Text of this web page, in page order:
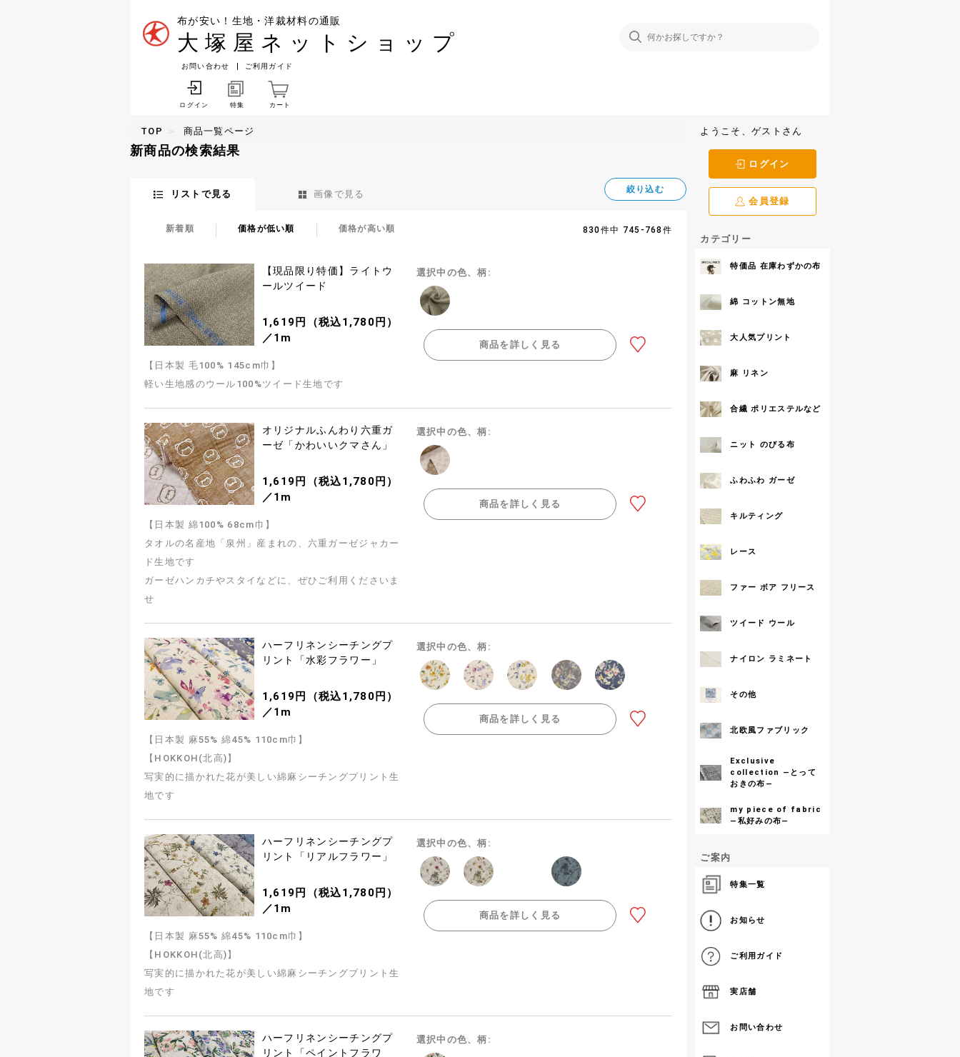
布が安い！生地・洋裁材料の通販
大塚屋ネットショップ
お問い合わせ ご利用ガイド
ログイン 特集 カート
TOP 商品一覧ページ
新商品の検索結果
リストで見る 画像で見る 絞り込む
新着順 価格が低い順 価格が高い順 830件中 745-768件
【現品限り特価】ライトウ
ールツイード
1,619円（税込1,780円）
／1m
【日本製 毛100% 145cm巾】
軽い生地感のウール100%ツイード生地です
選択中の色、柄:
商品を詳しく見る
オリジナルふんわり六重ガ
ーゼ「かわいいクマさん」
1,619円（税込1,780円）
／1m
【日本製 綿100% 68cm巾】
タオルの名産地「泉州」産まれの、六重ガーゼジャカー
ド生地です
ガーゼハンカチやスタイなどに、ぜひご利用くださいま
せ
選択中の色、柄:
商品を詳しく見る
ハーフリネンシーチングプ
リント「水彩フラワー」
1,619円（税込1,780円）
／1m
【日本製 麻55% 綿45% 110cm巾】
【HOKKOH(北高)】
写実的に描かれた花が美しい綿麻シーチングプリント生
地です
選択中の色、柄:
商品を詳しく見る
ハーフリネンシーチングプ
リント「リアルフラワー」
1,619円（税込1,780円）
／1m
【日本製 麻55% 綿45% 110cm巾】
【HOKKOH(北高)】
写実的に描かれた花が美しい綿麻シーチングプリント生
地です
選択中の色、柄:
商品を詳しく見る
ハーフリネンシーチングプ
リント「ペイントフラワ
選択中の色、柄:
ようこそ、ゲストさん
ログイン
会員登録
カテゴリー
特価品 在庫わずかの布
綿 コットン無地
大人気プリント
麻 リネン
合繊 ポリエステルなど
ニット のびる布
ふわふわ ガーゼ
キルティング
レース
ファー ボア フリース
ツイード ウール
ナイロン ラミネート
その他
北欧風ファブリック
Exclusive
collection ―とって
おきの布―
my piece of fabric
―私好みの布―
ご案内
特集一覧
お知らせ
ご利用ガイド
実店舗
お問い合わせ